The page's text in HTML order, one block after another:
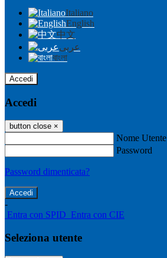
Italiano
English
中文
عربى
বাংলা
Accedi
Accedi
button close ×
Nome Utente
Password
Password dimenticata?
-
Entra con SPID Entra con CIE
Seleziona utente